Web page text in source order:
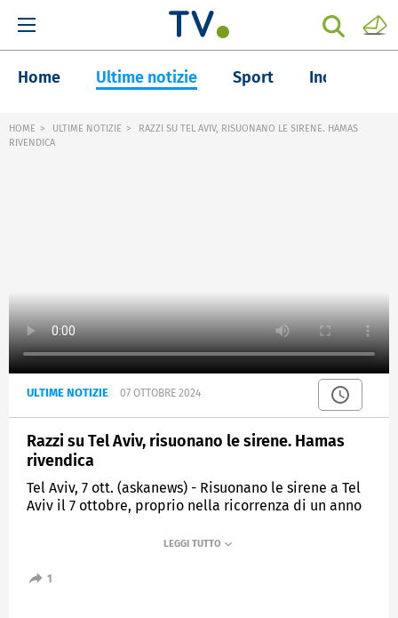
Home Ultime notizie Sport Inchieste
HOME ULTIME NOTIZIE
RAZZI SU TEL AVIV, RISUONANO LE SIRENE. HAMAS
RIVENDICA
ULTIME NOTIZIE 07 OTTOBRE 2024
Razzi su Tel Aviv, risuonano le sirene. Hamas
rivendica
Tel Aviv, 7 ott. (askanews) - Risuonano le sirene a Tel
Aviv il 7 ottobre, proprio nella ricorrenza di un anno
Le Brigate al Qassam, braccio armato del gruppo
centro di Israele, affermando di avere come
1